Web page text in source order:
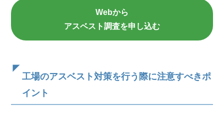
Webから
アスベスト調査を申し込む
工場のアスベスト対策を行う際に注意すべきポ
イント